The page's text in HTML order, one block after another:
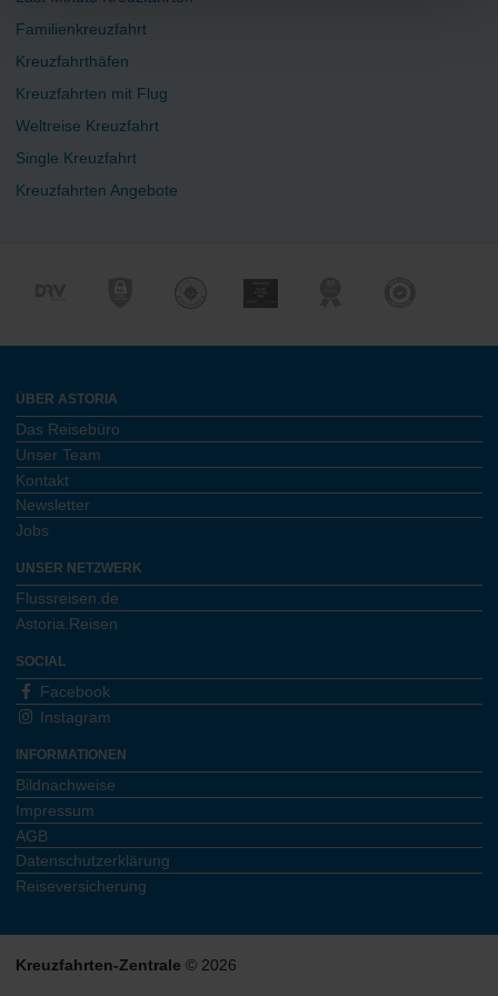
Familienkreuzfahrt
Kreuzfahrthäfen
Kreuzfahrten mit Flug
Weltreise Kreuzfahrt
Single Kreuzfahrt
Kreuzfahrten Angebote
ÜBER ASTORIA
Das Reisebüro
Unser Team
Kontakt
Newsletter
Jobs
UNSER NETZWERK
Flussreisen.de
Astoria.Reisen
SOCIAL
Facebook
Instagram
INFORMATIONEN
Bildnachweise
Impressum
AGB
Datenschutzerklärung
Reiseversicherung
Kreuzfahrten-Zentrale © 2026